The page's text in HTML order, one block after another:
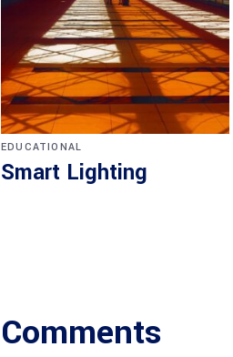
EDUCATIONAL
Smart Lighting
Comments